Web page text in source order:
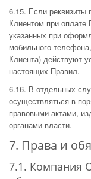
6.15. Если реквизиты
Клиентом при оплате
указанных при
мобильного
Клиента) действуют
настоящих Правил.
6.16. В отдельных
осуществляться в
правовыми актами,
органами власти.
7. Права и
7.1. Компания